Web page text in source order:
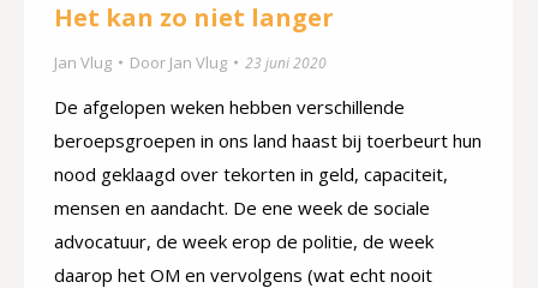
Het kan zo niet langer
Jan Vlug Door Jan Vlug 23 juni 2020
De afgelopen weken hebben verschillende
beroepsgroepen in ons land haast bij toerbeurt hun
nood geklaagd over tekorten in geld, capaciteit,
mensen en aandacht. De ene week de sociale
advocatuur, de week erop de politie, de week
daarop het OM en vervolgens (wat echt nooit